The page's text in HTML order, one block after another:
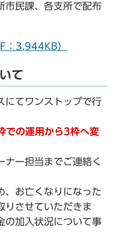
市民課、各支所で配布
：3,944KB）
て
にてワンストップで行
での運用から3枠へ変
ナー担当までご連絡く
、お亡くなりになった
りさせていただきま
の加入状況について事